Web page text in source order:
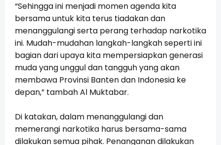
“Sehingga ini menjadi momen agenda kita
bersama untuk kita terus tiadakan dan
menanggulangi serta perang terhadap narkotika
ini. Mudah-mudahan langkah-langkah seperti ini
bagian dari upaya kita mempersiapkan generasi
muda yang unggul dan tangguh yang akan
membawa Provinsi Banten dan Indonesia ke
depan,” tambah Al Muktabar.
Di katakan, dalam menanggulangi dan
memerangi narkotika harus bersama-sama
dilakukan semua pihak. Penanganan dilakukan